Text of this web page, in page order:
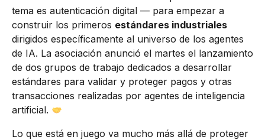
tema es autenticación digital — para empezar a
construir los primeros estándares industriales
dirigidos específicamente al universo de los agentes
de IA. La asociación anunció el martes el lanzamiento
de dos grupos de trabajo dedicados a desarrollar
estándares para validar y proteger pagos y otras
transacciones realizadas por agentes de inteligencia
artificial.
Lo que está en juego va mucho más allá de proteger